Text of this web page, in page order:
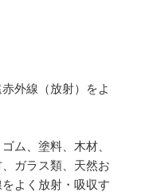
外線（放射）をよ
ム、塗料、木材、
ガラス類、天然お
よく放射・吸収す